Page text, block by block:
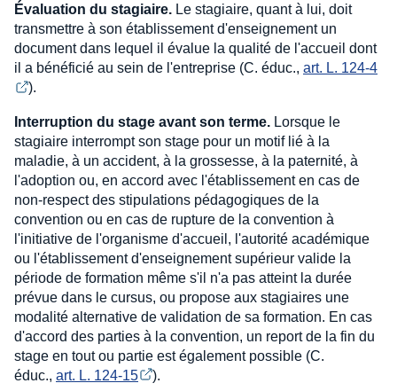
Évaluation du stagiaire. Le stagiaire, quant à lui, doit
transmettre à son établissement d'enseignement un
document dans lequel il évalue la qualité de l'accueil dont
il a bénéficié au sein de l'entreprise (C. éduc., art. L. 124-4
).
Interruption du stage avant son terme. Lorsque le
stagiaire interrompt son stage pour un motif lié à la
maladie, à un accident, à la grossesse, à la paternité, à
l'adoption ou, en accord avec l'établissement en cas de
non-respect des stipulations pédagogiques de la
convention ou en cas de rupture de la convention à
l'initiative de l'organisme d'accueil, l'autorité académique
ou l'établissement d'enseignement supérieur valide la
période de formation même s'il n'a pas atteint la durée
prévue dans le cursus, ou propose aux stagiaires une
modalité alternative de validation de sa formation. En cas
d'accord des parties à la convention, un report de la fin du
stage en tout ou partie est également possible (C.
éduc., art. L. 124-15 ).